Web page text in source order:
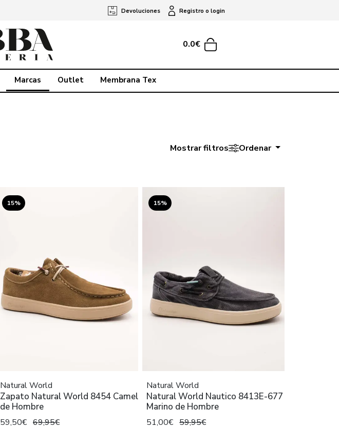
Devoluciones Registro o login
0.0€
Marcas Outlet Membrana Tex
Mostrar filtros Ordenar
15%
Natural World
Zapato Natural World 8454 Camel
de Hombre
59,50€ 69,95€
15%
Natural World
Natural World Nautico 8413E-677
Marino de Hombre
51,00€ 59,95€